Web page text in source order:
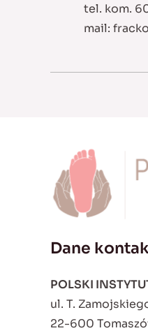
tel. kom.
mail:
Dane
POLSKI
ul. T.
22-600